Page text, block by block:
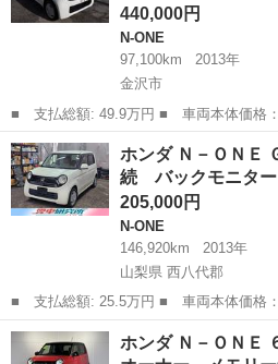
440,000円
N-ONE
97,100km
2013年
金沢市
■ 支払総額: 49.9万円 ■ 車両本体価格： 440,000 円 ■ メーカー
名： ホンダ ■ 車種名： Ｎ－ＯＮＥ
Ｄ・スマートキー ■ 排気量： 660cc
石川 金沢市 N-ONE
ホンダ Ｎ－ＯＮＥ
続 バックモニタ
205,000円
N-ONE
146,920km
2013年
山梨県 西八代郡
■ 支払総額: 25.5万円 ■ 車両本体価格： 205,000 円 ■ メーカー
名： ホンダ ■ 車種名： Ｎ－ＯＮＥ
ｕｅｔｏｏｔｈ接続 バックモニター
山梨 西八代郡 N-ONE
ホンダ Ｎ－ＯＮ